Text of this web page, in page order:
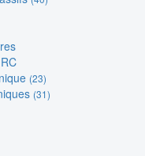
(23)
(31)